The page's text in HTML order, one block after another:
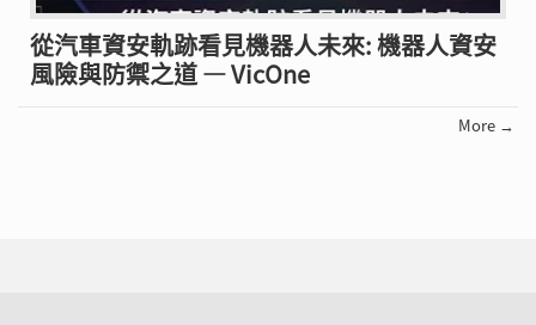
從汽車資安軌跡看見機器人未來: 機器人資安
風險與防禦之道 — VicOne
More →